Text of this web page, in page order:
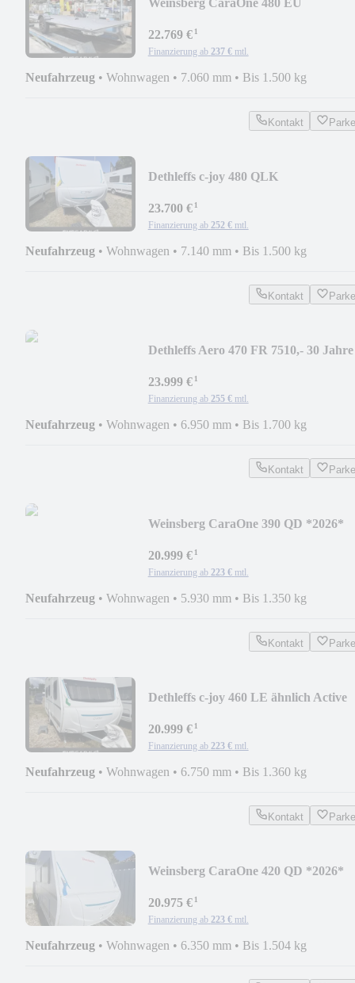
22.769 €¹
Finanzierung ab 237 € mtl.
Neufahrzeug • Wohnwagen • 7.060 mm • Bis 1.500 kg
Kontakt
Dethleffs c-joy 480 QLK
23.700 €¹
Finanzierung ab 252 € mtl.
Neufahrzeug • Wohnwagen • 7.140 mm • Bis 1.500 kg
Kontakt
Dethleffs Aero 470 FR 7510,- 30 Jahre
23.999 €¹
Finanzierung ab 255 € mtl.
Neufahrzeug • Wohnwagen • 6.950 mm • Bis 1.700 kg
Kontakt
Weinsberg CaraOne 390 QD *2026*
20.999 €¹
Finanzierung ab 223 € mtl.
Neufahrzeug • Wohnwagen • 5.930 mm • Bis 1.350 kg
Kontakt
Dethleffs c-joy 460 LE ähnlich Active
20.999 €¹
Finanzierung ab 223 € mtl.
Neufahrzeug • Wohnwagen • 6.750 mm • Bis 1.360 kg
Kontakt
Weinsberg CaraOne 420 QD *2026*
20.975 €¹
Finanzierung ab 223 € mtl.
Neufahrzeug • Wohnwagen • 6.350 mm • Bis 1.504 kg